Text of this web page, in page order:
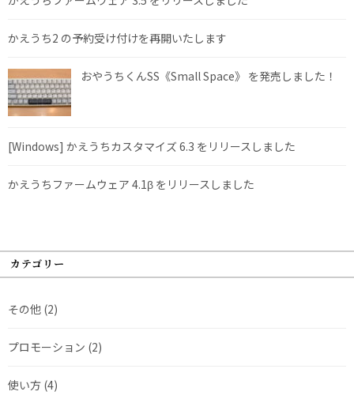
かえうち2 の予約受け付けを再開いたします
おやうちくんSS《Small Space》 を発売しました！
[Windows] かえうちカスタマイズ 6.3 をリリースしました
かえうちファームウェア 4.1β をリリースしました
カテゴリー
その他 (2)
プロモーション (2)
使い方 (4)